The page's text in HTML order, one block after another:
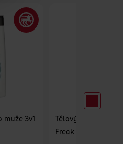
3v1
Tělový sprej pro
Freak